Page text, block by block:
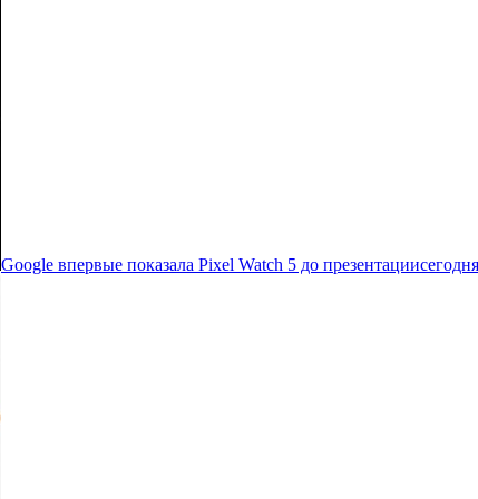
Google впервые показала Pixel Watch 5 до презентации